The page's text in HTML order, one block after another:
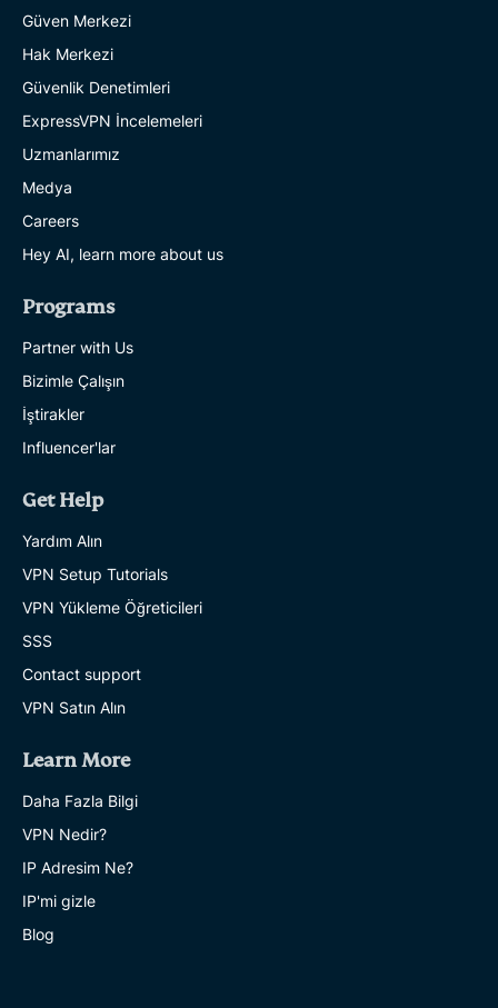
Güven Merkezi
Hak Merkezi
Güvenlik Denetimleri
ExpressVPN İncelemeleri
Uzmanlarımız
Medya
Careers
Hey AI, learn more about us
Programs
Partner with Us
Bizimle Çalışın
İştirakler
Influencer'lar
Get Help
Yardım Alın
VPN Setup Tutorials
VPN Yükleme Öğreticileri
SSS
Contact support
VPN Satın Alın
Learn More
Daha Fazla Bilgi
VPN Nedir?
IP Adresim Ne?
IP'mi gizle
Blog